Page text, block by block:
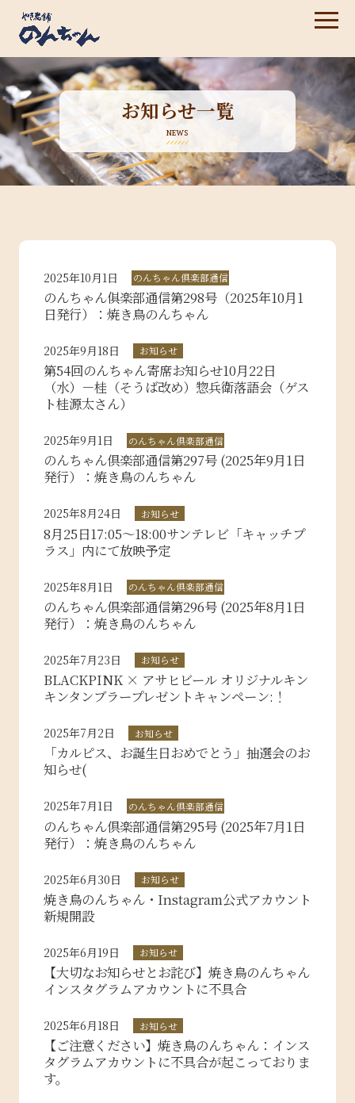
お知らせ一覧
NEWS
2025年10月1日 のんちゃん倶楽部通信
のんちゃん俱楽部通信第298号（2025年10月1
日発行）：焼き鳥のんちゃん
2025年9月18日 お知らせ
第54回のんちゃん寄席お知らせ10月22日
（水）－桂（そうば改め）惣兵衛落語会（ゲス
ト桂源太さん）
2025年9月1日 のんちゃん倶楽部通信
のんちゃん倶楽部通信第297号 (2025年9月1日
発行）：焼き鳥のんちゃん
2025年8月24日 お知らせ
8月25日17:05～18:00サンテレビ「キャッチプ
ラス」内にて放映予定
2025年8月1日 のんちゃん倶楽部通信
のんちゃん倶楽部通信第296号 (2025年8月1日
発行）：焼き鳥のんちゃん
2025年7月23日 お知らせ
BLACKPINK × アサヒビール オリジナルキン
キンタンブラープレゼントキャンペーン:！
2025年7月2日 お知らせ
「カルピス、お誕生日おめでとう」抽選会のお
知らせ(
2025年7月1日 のんちゃん倶楽部通信
のんちゃん倶楽部通信第295号 (2025年7月1日
発行）：焼き鳥のんちゃん
2025年6月30日 お知らせ
焼き鳥のんちゃん・Instagram公式アカウント
新規開設
2025年6月19日 お知らせ
【大切なお知らせとお詫び】焼き鳥のんちゃん
インスタグラムアカウントに不具合
2025年6月18日 お知らせ
【ご注意ください】焼き鳥のんちゃん：インス
タグラムアカウントに不具合が起こっておりま
す。